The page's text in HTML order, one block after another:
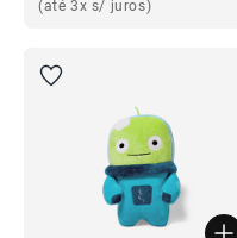
(até 3x s/ juros)